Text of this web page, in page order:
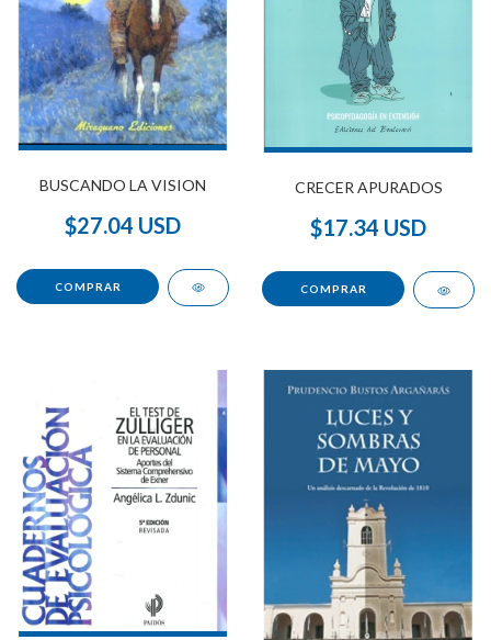
BUSCANDO LA VISION
$27.04 USD
CRECER APURADOS
$17.34 USD